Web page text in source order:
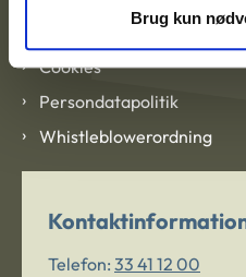
Brug kun
Cookies
Persondatapolitik
Whistleblowerordning
Telefon: 33 41 12 00